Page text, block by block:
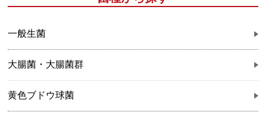
一般生菌
大腸菌・大腸菌群
黄色ブドウ球菌